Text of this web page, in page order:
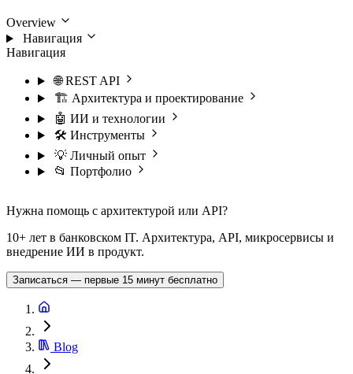
Overview
Навигация
Навигация
🌐 REST API
🏗️ Архитектура и проектирование
🤖 ИИ и технологии
🛠️ Инструменты
💡 Личный опыт
📂 Портфолио
Нужна помощь с архитектурой или API?
10+ лет в банковском IT. Архитектура, API, микросервисы и
внедрение ИИ в продукт.
Записаться — первые 15 минут бесплатно
Blog